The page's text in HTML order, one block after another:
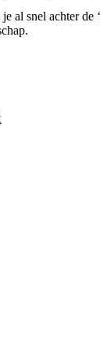
snel achter de